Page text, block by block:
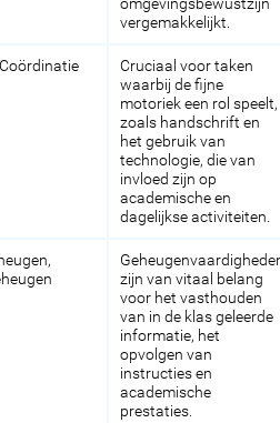
omgevingsbewustzijn
vergemakkelijkt.
Cruciaal voor taken
waarbij de fijne
motoriek een rol speelt,
zoals handschrift en
het gebruik van
technologie, die van
invloed zijn op
academische en
dagelijkse activiteiten.
zijn van vitaal belang
voor het vasthouden
van in de klas geleerde
informatie, het
opvolgen van
instructies en
academische
prestaties.